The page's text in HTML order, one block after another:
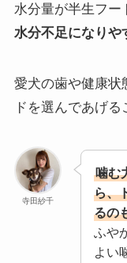
水分量が半生フー
水分不足になりや
愛犬の歯や健康状
ドを選んであげる
寺田紗千
噛む
ら、
るの
ふや
よい